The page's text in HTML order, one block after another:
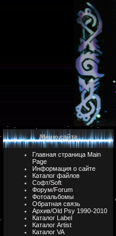
Меню сайта
Главная страница Main
Page
Информация о сайте
Каталог файлов
Софт/Soft
Форум/Forum
Фотоальбомы
Обратная связь
Архив/Old Psy 1990-2010
Каталог Label
Каталог Artist
Каталог VA